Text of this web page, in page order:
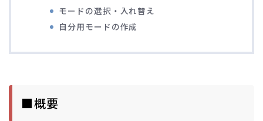
ブルべレポート2024
ブルべレポート2021
モードの選択・入れ替え
自分用モードの作成
■概要